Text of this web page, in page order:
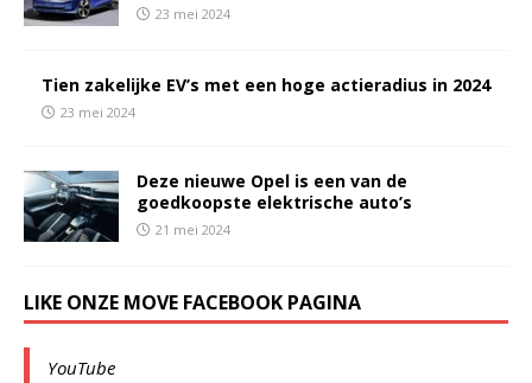
23 mei 2024
Tien zakelijke EV’s met een hoge actieradius in 2024
23 mei 2024
Deze nieuwe Opel is een van de
goedkoopste elektrische auto’s
21 mei 2024
LIKE ONZE MOVE FACEBOOK PAGINA
YouTube